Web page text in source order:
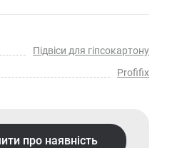
Підвіси для гіпсокартону
Profifix
про наявність